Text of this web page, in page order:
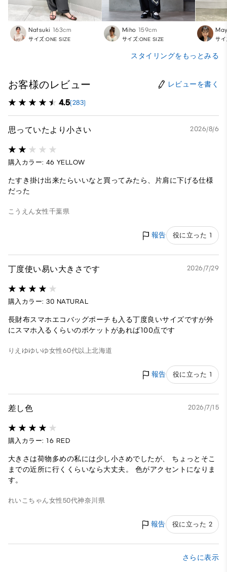
Natsuki 163cm
サイズ:ONE SIZE
Miho 159cm
サイズ:ONE SIZE サ
スタイリングをもっとみる
お客様のレビュー レビューを書く
4.5(283)
思っていたより小さい 2026/8/6
購入カラー: 46 YELLOW
たすき掛け出来たらいいなと買ってみたら、片肩に下げる仕様
だった
こうえん女性千葉県
報告 役に立った 1
丁度使い易い大きさです 2026/7/29
購入カラー: 30 NATURAL
長財布スマホエコバッグポーチも入る丁度良いサイズですが外
にスマホ入るくらいのポケットがあれば100点です
りえゆゆいゆ女性60代以上北海道
報告 役に立った 1
差し色 2026/7/15
購入カラー: 16 RED
大きさは荷物多めの私には少し小さめでしたが、 ちょっとそこ
までの近所に行くくらいなら大丈夫。 色がアクセントになりま
す。
れいこちゃん女性50代神奈川県
報告 役に立った 2
さらに表示